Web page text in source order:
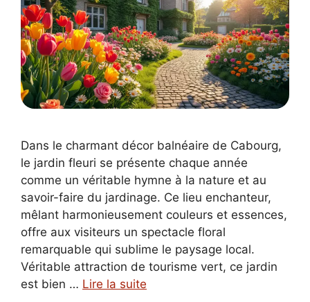
Dans le charmant décor balnéaire de Cabourg,
le jardin fleuri se présente chaque année
comme un véritable hymne à la nature et au
savoir-faire du jardinage. Ce lieu enchanteur,
mêlant harmonieusement couleurs et essences,
offre aux visiteurs un spectacle floral
remarquable qui sublime le paysage local.
Véritable attraction de tourisme vert, ce jardin
est bien … Lire la suite